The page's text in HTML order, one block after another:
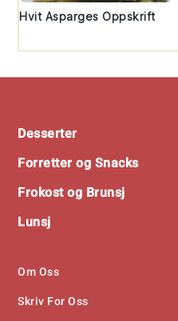
Hvit Asparges Oppskrift
Desserter
Forretter og Snacks
Frokost og Brunsj
Lunsj
Om Oss
Skriv For Oss